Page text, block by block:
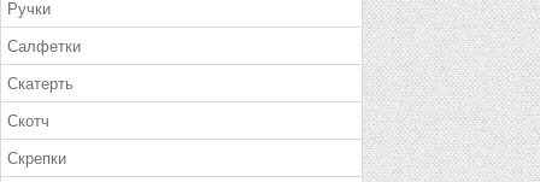
Ручки
Салфетки
Скатерть
Скотч
Скрепки